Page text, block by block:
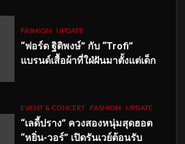
FASHION UPDATE
“ฟอร์ด ฐิติพงษ์” กับ “Trofi”
แบรนด์เสื้อผ้าที่ใฝ่ฝันมาตั้งแต่เด็ก
EVENT & CONCERT FASHION UPDATE
“เลดี้ปราง” ควงสองหนุ่มสุดฮอต
“หยิ่น-วอร์” เปิดรันเวย์ต้อนรับ